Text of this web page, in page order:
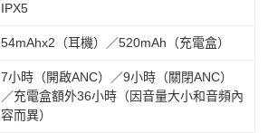
IPX5
54mAhx2（耳機）／520mAh（充電盒）
7小時（開啟ANC）／9小時（關閉ANC）
／充電盒額外36小時（因音量大小和音頻內
容而異）